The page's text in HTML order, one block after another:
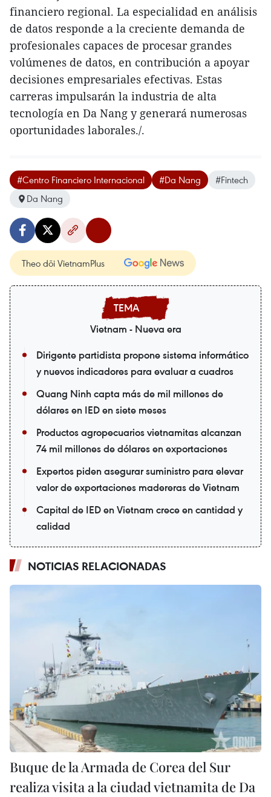
financiero regional. La especialidad en análisis
de datos responde a la creciente demanda de
profesionales capaces de procesar grandes
volúmenes de datos, en contribución a apoyar
decisiones empresariales efectivas. Estas
carreras impulsarán la industria de alta
tecnología en Da Nang y generará numerosas
oportunidades laborales./.
#Centro Financiero Internacional #Da Nang
#Fintech
Da Nang
Theo dõi VietnamPlus
Vietnam - Nueva era
Dirigente partidista propone sistema informático
y nuevos indicadores para evaluar a cuadros
Quang Ninh capta más de mil millones de
dólares en IED en siete meses
Productos agropecuarios vietnamitas alcanzan
74 mil millones de dólares en exportaciones
Expertos piden asegurar suministro para elevar
valor de exportaciones madereras de Vietnam
Capital de IED en Vietnam crece en cantidad y
calidad
NOTICIAS RELACIONADAS
Buque de la Armada de Corea del Sur
realiza visita a la ciudad vietnamita de Da